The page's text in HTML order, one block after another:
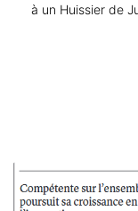
à un Huissier de